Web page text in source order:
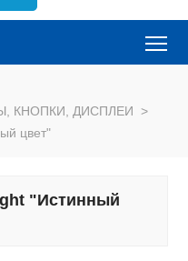
КНОПКИ, ДИСПЛЕИ >
цвет"
"Истинный